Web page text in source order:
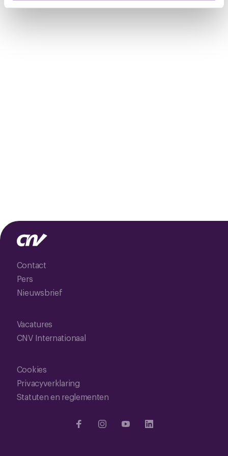
Contact
Pers
Nieuwsbrief
Vacatures
CNV Internationaal
Cookies
Privacyverklaring
Statuten en reglementen